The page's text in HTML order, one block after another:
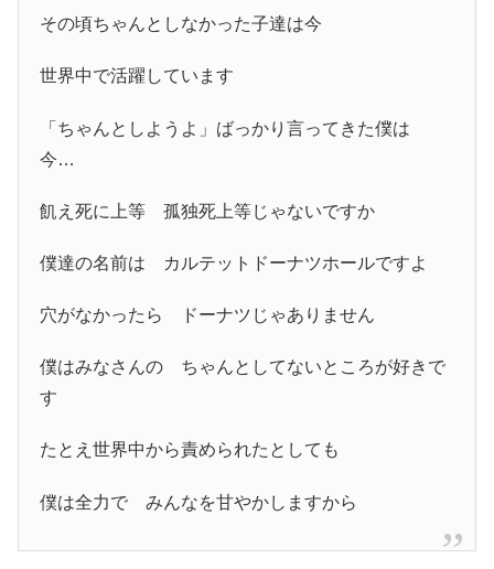
その頃ちゃんとしなかった子達は今
世界中で活躍しています
「ちゃんとしようよ」ばっかり言ってきた僕は
今…
飢え死に上等 孤独死上等じゃないですか
僕達の名前は カルテットドーナツホールですよ
穴がなかったら ドーナツじゃありません
僕はみなさんの ちゃんとしてないところが好きで
す
たとえ世界中から責められたとしても
僕は全力で みんなを甘やかしますから